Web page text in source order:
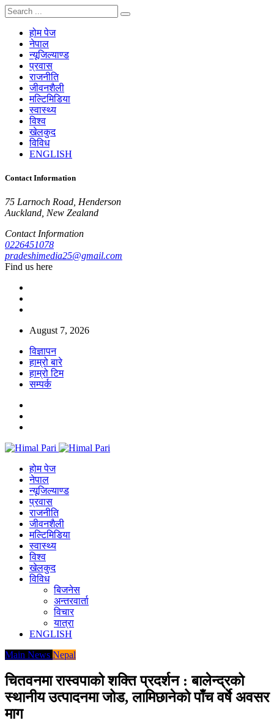
होम पेज
नेपाल
न्यूजिल्याण्ड
प्रवास
राजनीति
जीवनशैली
मल्टिमिडिया
स्वास्थ्य
विश्व
खेलकुद
विविध
ENGLISH
Contact Information
75 Larnoch Road, Henderson
Auckland, New Zealand
Contact Information
0226451078
pradeshimedia25@gmail.com
Find us here
August 7, 2026
विज्ञापन
हाम्रो बारे
हाम्रो टिम
सम्पर्क
होम पेज
नेपाल
न्यूजिल्याण्ड
प्रवास
राजनीति
जीवनशैली
मल्टिमिडिया
स्वास्थ्य
विश्व
खेलकुद
विविध
बिजनेस
अन्तरवार्ता
विचार
यात्रा
ENGLISH
Main News Nepal
चितवनमा रास्वपाको शक्ति प्रदर्शन : बालेन्द्रको
स्थानीय उत्पादनमा जोड, लामिछानेको पाँच वर्षे अवसर
माग